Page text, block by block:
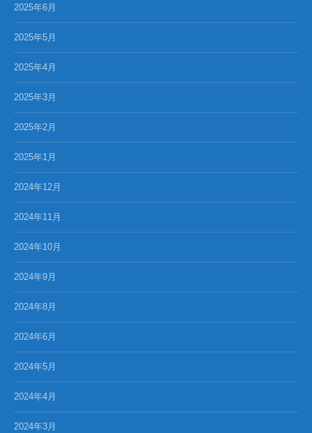
2025年6月
2025年5月
2025年4月
2025年3月
2025年2月
2025年1月
2024年12月
2024年11月
2024年10月
2024年9月
2024年8月
2024年6月
2024年5月
2024年4月
2024年3月